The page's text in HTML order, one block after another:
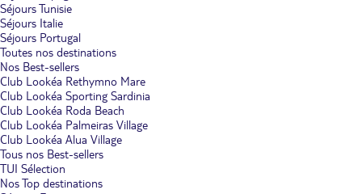
Séjours Tunisie
Séjours Italie
Séjours Portugal
Toutes nos destinations
Nos Best-sellers
Club Lookéa Rethymno Mare
Club Lookéa Sporting Sardinia
Club Lookéa Roda Beach
Club Lookéa Palmeiras Village
Club Lookéa Alua Village
Tous nos Best-sellers
TUI Sélection
Nos Top destinations